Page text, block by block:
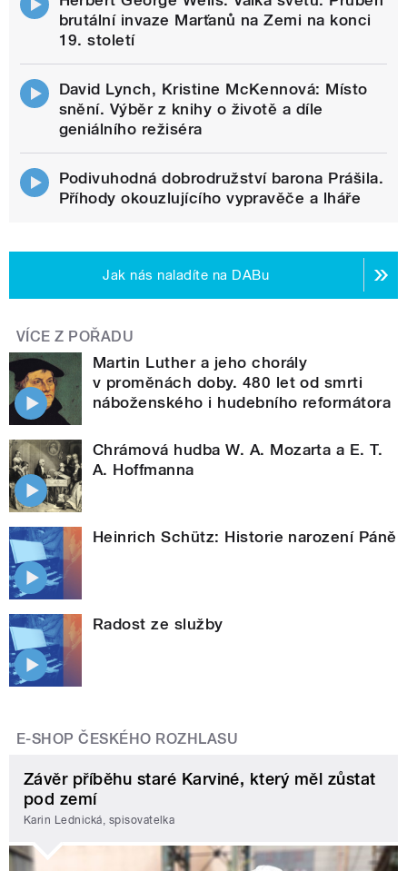
brutální invaze Marťanů na Zemi na konci
19. století
David Lynch, Kristine McKennová: Místo
snění. Výběr z knihy o životě a díle
geniálního režiséra
Podivuhodná dobrodružství barona Prášila.
Příhody okouzlujícího vypravěče a lháře
Jak nás naladíte na DABu
VÍCE Z POŘADU
Martin Luther a jeho chorály
v proměnách doby. 480 let od smrti
náboženského i hudebního reformátora
Chrámová hudba W. A. Mozarta a E. T.
A. Hoffmanna
Heinrich Schütz: Historie narození Páně
Radost ze služby
E-SHOP ČESKÉHO ROZHLASU
Závěr příběhu staré Karviné, který měl zůstat
pod zemí
Karin Lednická, spisovatelka